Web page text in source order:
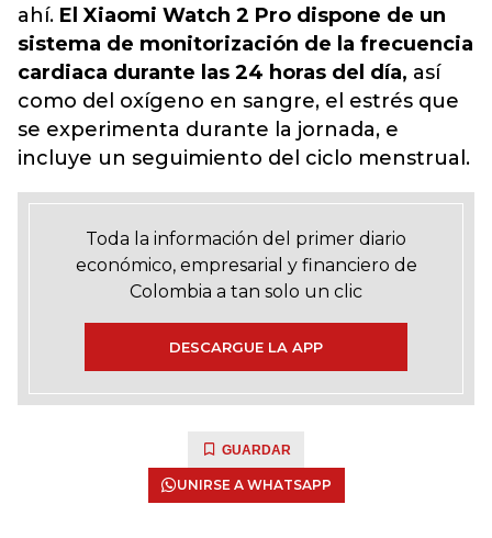
ahí. El Xiaomi Watch 2 Pro dispone de un
sistema de monitorización de la frecuencia
cardiaca durante las 24 horas del día, así
como del oxígeno en sangre, el estrés que
se experimenta durante la jornada, e
incluye un seguimiento del ciclo menstrual.
Toda la información del primer diario
económico, empresarial y financiero de
Colombia a tan solo un clic
DESCARGUE LA APP
GUARDAR
UNIRSE A WHATSAPP